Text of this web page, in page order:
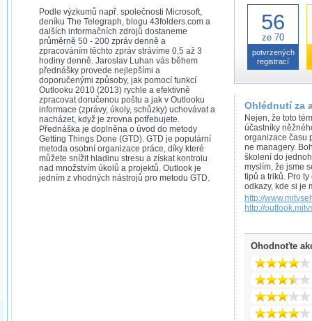
Podle výzkumů např. společnosti Microsoft,
deníku The Telegraph, blogu 43folders.com a
dalších informačních zdrojů dostaneme
průměrně 50 - 200 zpráv denně a
zpracováním těchto zpráv strávíme 0,5 až 3
hodiny denně. Jaroslav Luhan vás během
přednášky provede nejlepšími a
doporučenými způsoby, jak pomocí funkcí
Outlooku 2010 (2013) rychle a efektivně
zpracovat doručenou poštu a jak v Outlooku
informace (zprávy, úkoly, schůzky) uchovávat a
nacházet, když je zrovna potřebujete.
Přednáška je doplněna o úvod do metody
Getting Things Done (GTD). GTD je populární
metoda osobní organizace práce, díky které
můžete snížit hladinu stresu a získat kontrolu
nad množstvím úkolů a projektů. Outlook je
jedním z vhodných nástrojů pro metodu GTD.
56
ze 70
potvrzených
registrací
Ohlédnutí za
Nejen, že toto
účastníky
organizace času
ne managery.
školení do
myslím, že jsme
tipů a triků. Pro
odkazy, kde si je
http://
http://
Ohodnoťte